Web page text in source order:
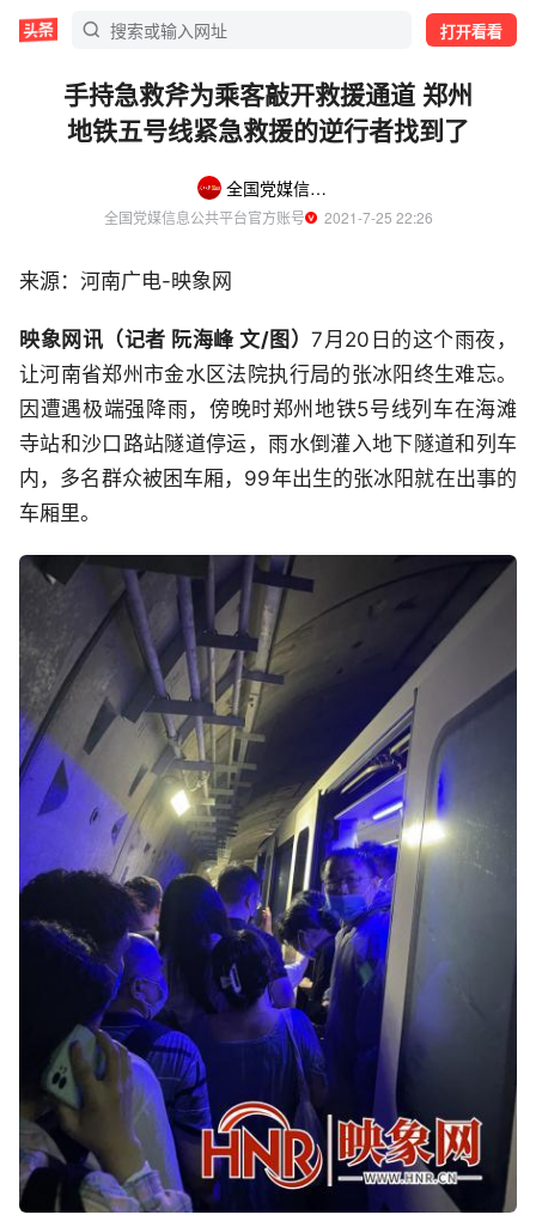
打开看看
手持急救斧为乘客敲开救援通道 郑州
地铁五号线紧急救援的逆行者找到了
全国党媒信息公共平台
全国党媒信息公共平台官方账号
  2021-7-25 22:26
来源：河南广电-映象网
映象网讯（记者 阮海峰 文/图）7月20日的这个雨夜，
让河南省郑州市金水区法院执行局的张冰阳终生难忘。
因遭遇极端强降雨，傍晚时郑州地铁5号线列车在海滩
寺站和沙口路站隧道停运，雨水倒灌入地下隧道和列车
内，多名群众被困车厢，99年出生的张冰阳就在出事的
车厢里。